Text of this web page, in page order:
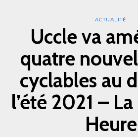
ACTUALITÉ
Uccle va
quatre
cyclables au
l’été 2021 –
Heure